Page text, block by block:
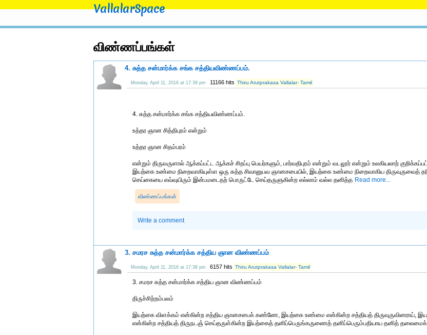
VallalarSpace
விண்ணப்பங்கள்
4. சுத்த சன்மார்க்க சங்க சத்தியவிண்ணப்பம்.
Monday, April 11, 2016 at 17:39 pm 11166 hits Thiru Arutprakasa Vallalar- Tamil
4. சுத்த சன்மார்க்க சங்க சத்தியவிண்ணப்பம்.
உத்தர ஞான சித்திபுரம் என்றும்
உத்தர ஞான சிதம்பரம்
என்றும் திருவருளால் ஆக்கப்பட்ட ஆக்கச் சிறப்பு பெயர்களும், பார்வதிபுரம் என்றும் வடலூர் என்றும் உலகியலாற்
இயற்கை உண்மை நிறைவாகியுள்ள ஒரு சுத்த சிவானுபவ ஞானசபையில், இயற்கை உண்மை நிறைவாகிய திருவுருவைத்
செய்கையை எவ்வுயிரும் இன்பமடைதற் பொருட்டே செய்தருளுகின்ற எல்லாம் வல்ல தனித்த Read more...
விண்ணப்பங்கள்
Write a comment
3. சமரச சுத்த சன்மார்க்க சத்திய ஞான விண்ணப்பம்
Monday, April 11, 2016 at 17:38 pm 6157 hits Thiru Arutprakasa Vallalar- Tamil
3. சமரச சுத்த சன்மார்க்க சத்திய ஞான விண்ணப்பம்
திருச்சிற்றம்பலம்
இயற்கை விளக்கம் என்கின்ற சத்திய ஞானசபைக் கண்ணே, இயற்கை உண்மை என்கின்ற சத்தியத் திருவுருவினராய்,
என்கின்ற சத்தியத் திருநடஞ் செய்தருள்கின்ற இயற்கைத் தனிப்பெருங்கருணைத் தனிப்பெரும்பதியாய தனித் தலைமைக்